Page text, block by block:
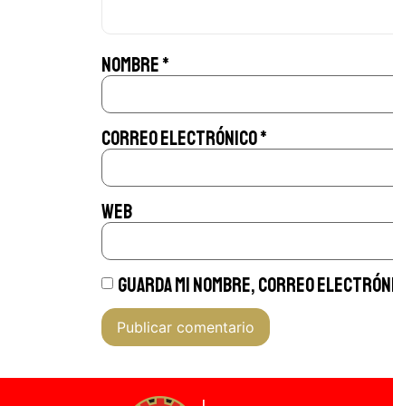
Nombre*
Correo electrónico*
Web
Guarda mi nombre, correo